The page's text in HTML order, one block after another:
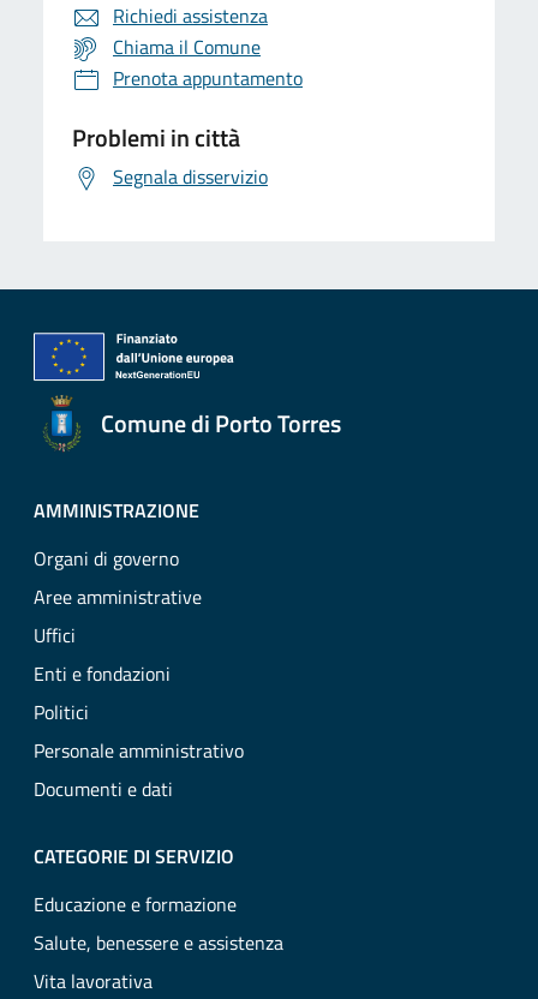
Richiedi assistenza
Chiama il Comune
Prenota appuntamento
Problemi in città
Segnala disservizio
Comune di Porto Torres
AMMINISTRAZIONE
Organi di governo
Aree amministrative
Uffici
Enti e fondazioni
Politici
Personale amministrativo
Documenti e dati
CATEGORIE DI SERVIZIO
Educazione e formazione
Salute, benessere e assistenza
Vita lavorativa